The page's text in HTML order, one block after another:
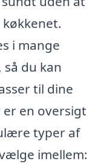
i mange
du kan
til dine
en oversigt
typer af
imellem: